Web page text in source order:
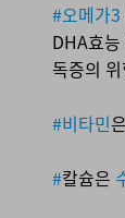
#오메가3
DHA효
독증의
#비타민
#칼슘은